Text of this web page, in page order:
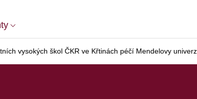
vysokých škol ČKR ve Křtinách péčí Mendelovy